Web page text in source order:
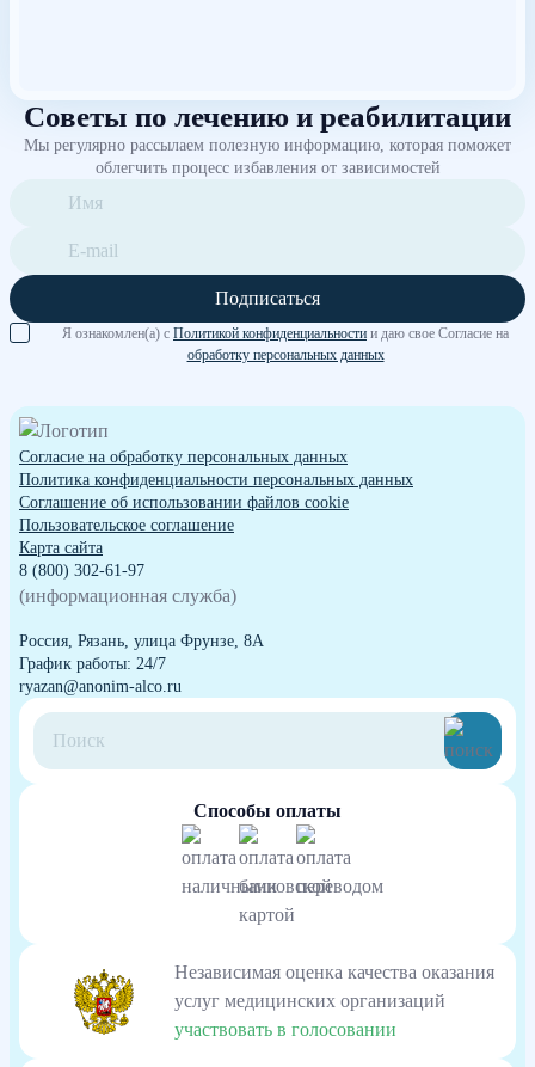
Советы по лечению и реабилитации
Мы регулярно рассылаем полезную информацию, которая поможет
облегчить процесс избавления от зависимостей
Подписаться
Я ознакомлен(а) с Политикой конфиденциальности и даю свое Согласие на
обработку персональных данных
Согласие на обработку персональных данных
Политика конфиденциальности персональных данных
Cоглашение об использовании файлов cookie
Пользовательское соглашение
Карта сайта
8 (800) 302-61-97
(информационная служба)
Россия, Рязань, улица Фрунзе, 8А
График работы: 24/7
ryazan@anonim-alco.ru
Способы оплаты
Независимая оценка качества оказания
услуг медицинских организаций
участвовать в голосовании